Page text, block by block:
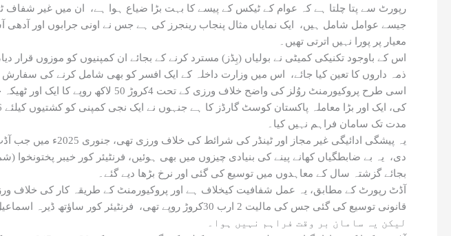
معیار پر پورا نہیں اترتی تھیں۔
اس کے باوجود تکنیکی کمیٹی نے بولیاں (بِڈز) مسترد کرنے کے بجائے ان کمپنیوں کو موزوں
ذمہ داروں کا تعین کیا جائے، اس میں وزارت داخلہ کے ایک افسر کو بھی شامل کرنے کی سفارش
مدت تک سامان فراہم نہیں کیا۔
بجائے گزشتہ سال کے معاہدوں میں توسیع کی گئی اور نرخ بڑھا دیے گئے۔
لیکن یہ سامان بر وقت فراہم نہیں ہوا۔